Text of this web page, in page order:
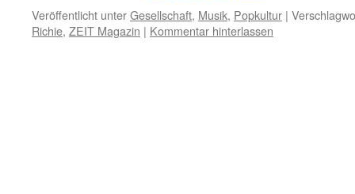
Veröffentlicht unterGesellschaft, Musik, Popkultur |
Richie, ZEIT Magazin | Kommentar hinterlassen